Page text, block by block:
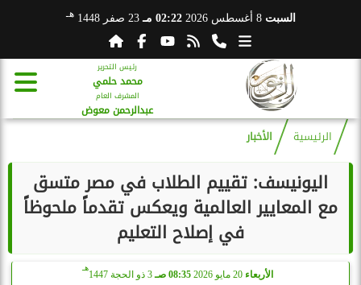
السبت 8 أغسطس 2026 02:22 مـ 23 صفر 1448 هـ
رئيس التحرير
محمد حلمي
المشرف العام
عبدالرحمن معوض
الرئيسية الأخبار
اليونيسف: تقييم الطلاب في مصر متسق
مع المعايير العالمية ويعكس تقدماً ملحوظاً
في إصلاح التعليم
الأربعاء 20 مايو 2026 08:35 صـ 3 ذو الحجة 1447
هـ